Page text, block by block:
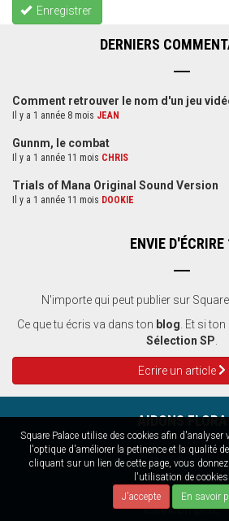
Square Palace utilise des cookies afin d'analyser
l'optique d'améliorer la petinence et la qualité
cliquant sur un lien de cette page, vous
l'utilisation de cookies.
J'accepte
En savoir
Enregistrer
DERNIERS
Comment retrouver le nom d'un jeu
Il y a 1 année 8 mois JEAN
Gunnm, le combat
Il y a 1 année 11 mois CHRIS
Trials of Mana Original Sound Version
Il y a 1 année 11 mois DOOKIE
ENVIE D'ÉCRIRE
N'importe qui peut publier sur
Ce que tu écris va dans ton blog . Et si
Sélection SP
Ecrire un article
AIDONS FLORA
La soluce de
Illusion of Time
est incomplète.